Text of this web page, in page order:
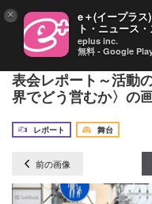
世田谷パブリックシ
表会レポート～活動
界でどう営むか〉の
レポート
舞台
前の画像
× e＋(イープラス
ト・ニュース
eplus inc.
無料 - Google